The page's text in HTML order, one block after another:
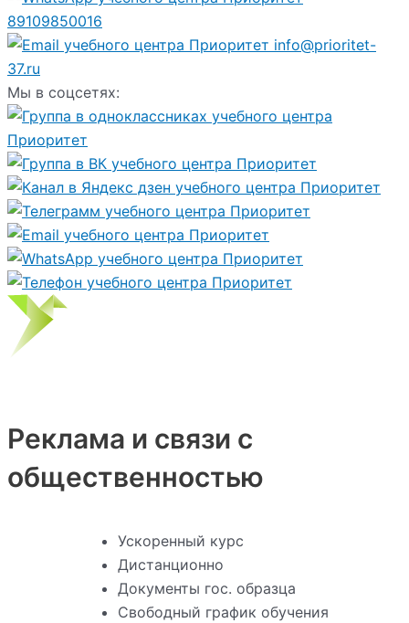
89109850016
info@prioritet-
37.ru
Мы в соцсетях:
Реклама и связи с
общественностью
Ускоренный курс
Дистанционно
Документы гос. образца
Свободный график обучения